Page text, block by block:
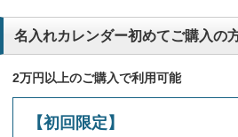
名入れカレンダー初めてご購入の
2万円以上のご購入で利用可能
【初回限定】